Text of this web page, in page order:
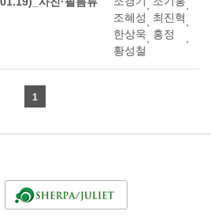
,
,
조혜성, 최진혁,
한상욱, 홍정
,
황성철
1